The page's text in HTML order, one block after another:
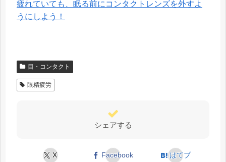
疲れていても、眠る前にコンタクトレンズを外すよ
うにしよう！
目・コンタクト
眼精疲労
シェアする
X Facebook はてブ